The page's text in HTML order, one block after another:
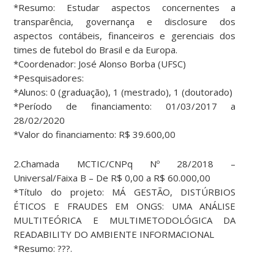
*Resumo: Estudar aspectos concernentes a
transparência, governança e disclosure dos
aspectos contábeis, financeiros e gerenciais dos
times de futebol do Brasil e da Europa.
*Coordenador: José Alonso Borba (UFSC)
*Pesquisadores:
*Alunos: 0 (graduação), 1 (mestrado), 1 (doutorado)
*Período de financiamento: 01/03/2017 a
28/02/2020
*Valor do financiamento: R$ 39.600,00
2.Chamada MCTIC/CNPq Nº 28/2018 –
Universal/Faixa B – De R$ 0,00 a R$ 60.000,00
*Título do projeto: MÁ GESTÃO, DISTÚRBIOS
ÉTICOS E FRAUDES EM ONGS: UMA ANÁLISE
MULTITEÓRICA E MULTIMETODOLÓGICA DA
READABILITY DO AMBIENTE INFORMACIONAL
*Resumo: ???.